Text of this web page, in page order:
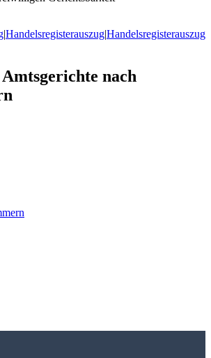
|Handelsregisterauszug|Handelsregisterauszug
nach